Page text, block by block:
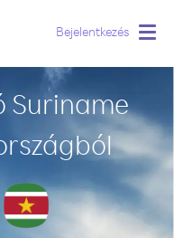
Bejelentkezés
Suriname